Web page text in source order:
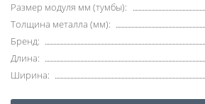
Размер модуля мм (тумбы):
Толщина металла (мм):
Бренд:
Длина:
Ширина: